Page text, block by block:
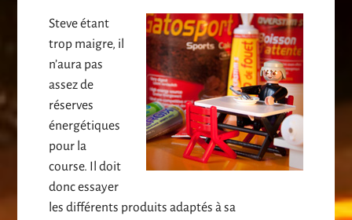
Steve étant
trop maigre, il
n’aura pas
assez de
réserves
énergétiques
pour la
course. Il doit
donc essayer
les différents produits adaptés à sa